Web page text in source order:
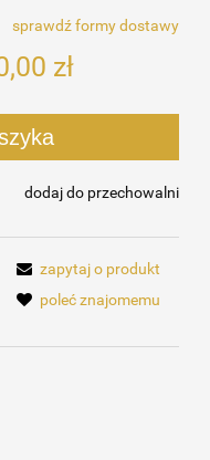
płatności
sprawdź formy dostawy
zł
dodaj do przechowalni
zapytaj o produkt
poleć znajomemu